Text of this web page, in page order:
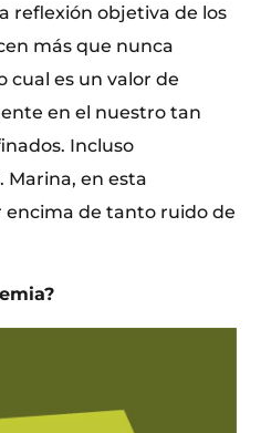
reflexión objetiva de los
más que nunca
cual es un valor de
en el nuestro tan
Incluso
Marina, en esta
encima de tanto ruido de